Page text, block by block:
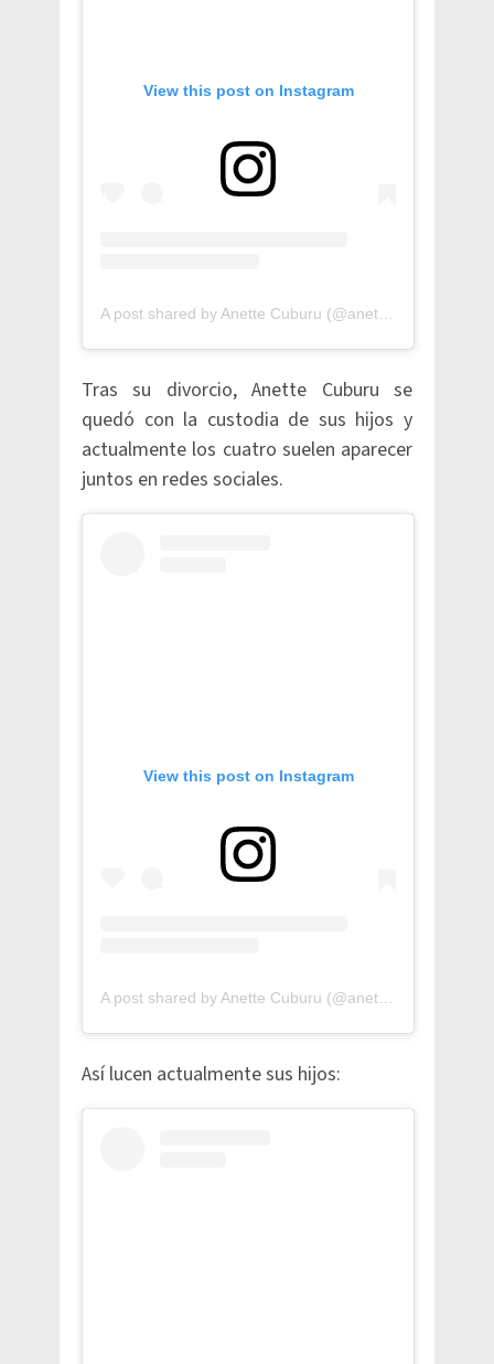
View this post on Instagram
Tras su divorcio, Anette Cuburu se
quedó con la custodia de sus hijos y
actualmente los cuatro suelen aparecer
juntos en redes sociales.
View this post on Instagram
A post shared by Anette Cuburu (@anetteoficial)
Así lucen actualmente sus hijos: